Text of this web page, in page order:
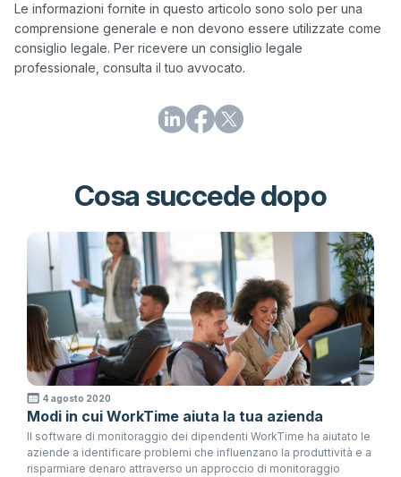
Le informazioni fornite in questo articolo sono solo per una
comprensione generale e non devono essere utilizzate come
consiglio legale. Per ricevere un consiglio legale
professionale, consulta il tuo avvocato.
Cosa succede dopo
4 agosto 2020
Modi in cui WorkTime aiuta la tua azienda
Il software di monitoraggio dei dipendenti WorkTime ha aiutato le
aziende a identificare problemi che influenzano la produttività e a
risparmiare denaro attraverso un approccio di monitoraggio